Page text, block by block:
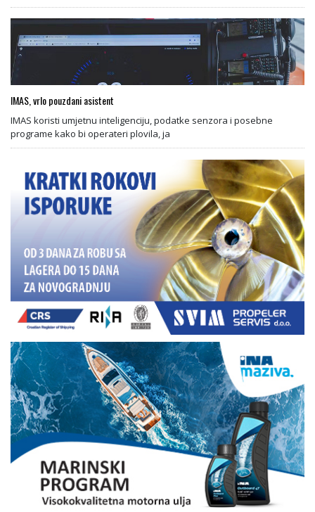
IMAS, vrlo pouzdani asistent
IMAS koristi umjetnu inteligenciju, podatke senzora i posebne
programe kako bi operateri plovila, ja